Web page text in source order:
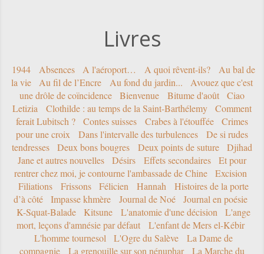
Livres
1944 Absences A l'aéroport… A quoi rêvent-ils?
Au bal de
la vie
Au fil de l’Encre Au fond du jardin...
Avouez que c'est
une drôle de coïncidence
Bienvenue Bitume d'août
Ciao
Letizia
Clothilde : au temps de la Saint-Barthélemy
Comment
ferait Lubitsch ?
Contes suisses Crabes à l'étouffée
Crimes
pour une croix
Dans l'intervalle des turbulences
De si rudes
tendresses
Deux bons bougres Deux points de suture
Djihad
Jane et autres nouvelles
Désirs Effets secondaires
Et pour
rentrer chez moi, je contourne l'ambassade de Chine
Excision
Filiations
Frissons Félicien Hannah
Histoires de la porte
d’à côté
Impasse khmère Journal de Noé
Journal en poésie
K-Squat-Balade
Kitsune L'anatomie d'une décision
L'ange
mort, leçons d'amnésie par défaut
L'enfant de Mers el-Kébir
L'homme tournesol
L'Ogre du Salève
La Dame de
compagnie
La grenouille sur son nénuphar
La Marche du